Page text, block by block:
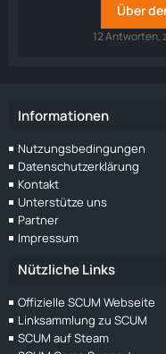
Über
12 Antworten,
Informationen
Nutzungsbedingungen
Datenschutzerklärung
Kontakt
Unterstütze uns
Partner
Impressum
Nützliche Links
Offizielle SCUM Webseite
Linksammlung zu SCUM
SCUM auf Steam